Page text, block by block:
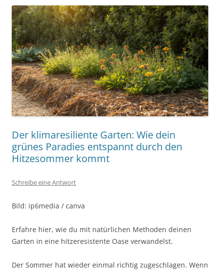
Der klimaresiliente Garten: Wie dein
grünes Paradies entspannt durch den
Hitzesommer kommt
Schreibe eine Antwort
Bild: ip6media / canva
Erfahre hier, wie du mit natürlichen Methoden deinen
Garten in eine hitzeresistente Oase verwandelst.
Der Sommer hat wieder einmal richtig zugeschlagen. Wenn